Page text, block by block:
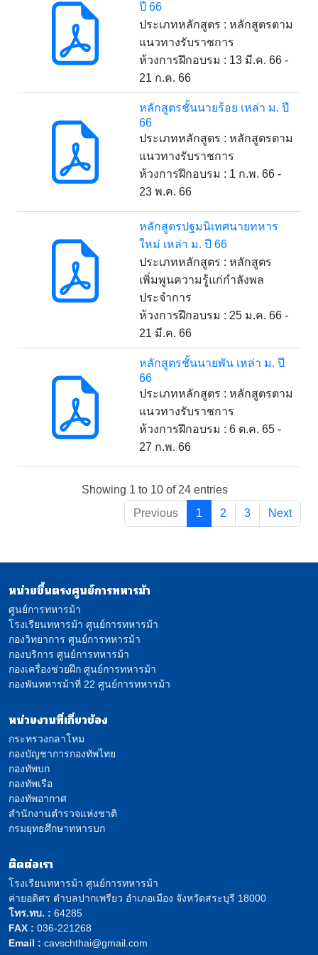
ปี 66
ประเภทหลักสูตร : หลักสูตรตาม
แนวทางรับราชการ
ห้วงการฝึกอบรม : 13 มี.ค. 66 -
21 ก.ค. 66
หลักสูตรชั้นนายร้อย เหล่า ม. ปี
66
ประเภทหลักสูตร : หลักสูตรตาม
แนวทางรับราชการ
ห้วงการฝึกอบรม : 1 ก.พ. 66 -
23 พ.ค. 66
หลักสูตรปฐมนิเทศนายทหาร
ใหม่ เหล่า ม. ปี 66
ประเภทหลักสูตร : หลักสูตร
เพิ่มพูนความรู้แก่กำลังพล
ประจำการ
ห้วงการฝึกอบรม : 25 ม.ค. 66 -
21 มี.ค. 66
หลักสูตรชั้นนายพัน เหล่า ม. ปี
66
ประเภทหลักสูตร : หลักสูตรตาม
แนวทางรับราชการ
ห้วงการฝึกอบรม : 6 ต.ค. 65 -
27 ก.พ. 66
Showing 1 to 10 of 24 entries
Previous
1 2 3 Next
หน่วยขึ้นตรงศูนย์การทหารม้า
ศูนย์การทหารม้า
โรงเรียนทหารม้า ศูนย์การทหารม้า
กองวิทยาการ ศูนย์การทหารม้า
กองบริการ ศูนย์การทหารม้า
กองเครื่องช่วยฝึก ศูนย์การทหารม้า
กองพันทหารม้าที่ 22 ศูนย์การทหารม้า
หน่วยงานที่เกี่ยวข้อง
กระทรวงกลาโหม
กองบัญชาการกองทัพไทย
กองทัพบก
กองทัพเรือ
กองทัพอากาศ
สำนักงานตำรวจแห่งชาติ
กรมยุทธศึกษาทหารบก
ติดต่อเรา
โรงเรียนทหารม้า ศูนย์การทหารม้า
ค่ายอดิศร ตำบลปากเพรียว อำเภอเมือง จังหวัดสระบุรี 18000
โทร.ทบ. : 64285
FAX : 036-221268
Email : cavschthai@gmail.com